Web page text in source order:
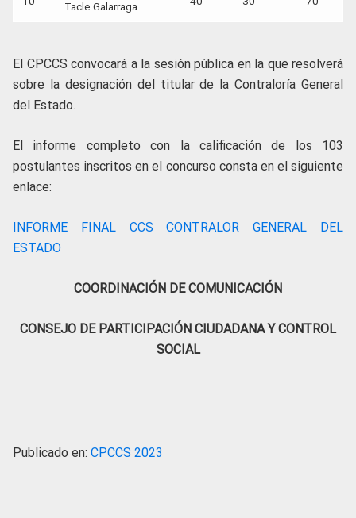
Tacle Galarraga
El CPCCS convocará a la sesión pública en la que resolverá
sobre la designación del titular de la Contraloría General
del Estado.
El informe completo con la calificación de los 103
postulantes inscritos en el concurso consta en el siguiente
enlace:
INFORME FINAL CCS CONTRALOR GENERAL DEL
ESTADO
COORDINACIÓN DE COMUNICACIÓN
CONSEJO DE PARTICIPACIÓN CIUDADANA Y CONTROL
SOCIAL
Publicado en: CPCCS 2023